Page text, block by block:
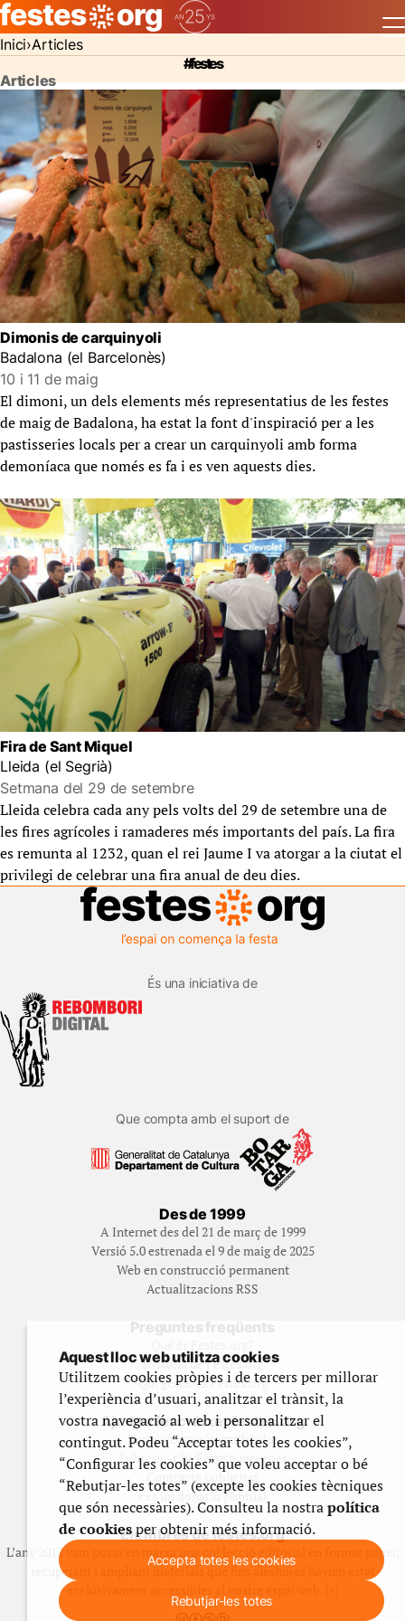
Inici Articles
#festes
Articles
Dimonis de carquinyoli
Badalona (el Barcelonès)
10 i 11 de maig
El dimoni, un dels elements més representatius de les festes
de maig de Badalona, ha estat la font d'inspiració per a les
pastisseries locals per a crear un carquinyoli amb forma
demoníaca que només es fa i es ven aquests dies.
Fira de Sant Miquel
Lleida (el Segrià)
Setmana del 29 de setembre
Lleida celebra cada any pels volts del 29 de setembre una de
les fires agrícoles i ramaderes més importants del país. La fira
es remunta al 1232, quan el rei Jaume I va atorgar a la ciutat el
privilegi de celebrar una fira anual de deu dies.
És una iniciativa de
Que compta amb el suport de
Des de 1999
A Internet des del 21 de març de 1999
Versió 5.0 estrenada el 9 de maig de 2025
Web en construcció permanent
Actualitzacions RSS
Preguntes freqüents
Història de Festes.org
Qui gestiona Festes.org
Ajuda a fer créixer festes.org
Feste’n editor/contribuidor
Subscriu-t’hi/Feste’n mecenes
Contracta publicitat
Fes un donatiu puntual
Els llibres de festes.org
L’any 2012 vam posar en marxa una col·lecció editorial en format paper,
recuperant i ampliant materials que fins aleshores havien estat
exclusivament accessibles al nostre espai web. [+]
Aquest lloc web utilitza cookies
Utilitzem cookies pròpies i de tercers per millorar
l’experiència d’usuari, analitzar el trànsit, la
vostra navegació al web i personalitzar el
contingut. Podeu “Acceptar totes les cookies”,
“Configurar les cookies” que voleu acceptar o bé
“Rebutjar-les totes” (excepte les cookies tècniques
que són necessàries). Consulteu la nostrapolítica
de cookiesper obtenir més informació.
Accepta totes les cookies
Rebutjar-les totes